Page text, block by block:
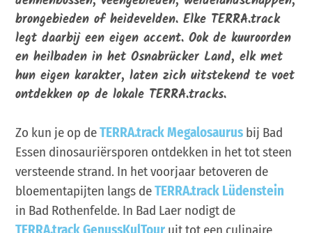
brongebieden of heidevelden. Elke TERRA.track
legt daarbij een eigen accent. Ook de kuuroorden
en heilbaden in het Osnabrücker Land, elk met
hun eigen karakter, laten zich uitstekend te voet
ontdekken op de lokale TERRA.tracks.
Zo kun je op deTERRA.track Megalosaurus bij Bad
Essen dinosauriërsporen ontdekken in het tot steen
versteende strand. In het voorjaar betoveren de
bloementapijten langs deTERRA.track Lüdenstein
in Bad Rothenfelde. In Bad Laer nodigt de
TERRA.track GenussKulTour uit tot een culinaire